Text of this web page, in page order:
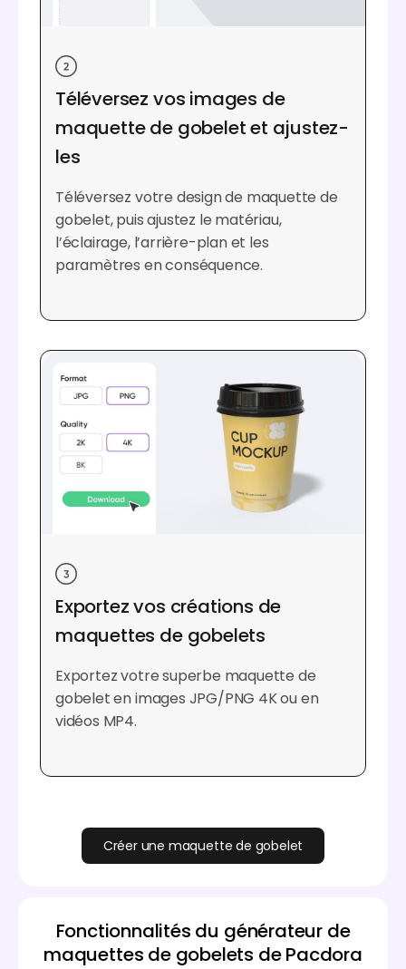
Téléversez vos images de
maquette de gobelet et ajustez-
les
Téléversez votre design de maquette de
gobelet, puis ajustez le matériau,
l’éclairage, l’arrière-plan et les
paramètres en conséquence.
Exportez vos créations de
maquettes de gobelets
Exportez votre superbe maquette de
gobelet en images JPG/PNG 4K ou en
vidéos MP4.
Créer une maquette de gobelet
Fonctionnalités du générateur de
maquettes de gobelets de Pacdora